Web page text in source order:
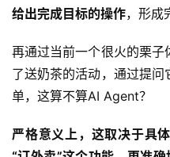
给出完成目标的操作，形成
再通过当前一个很火的栗
了送奶茶的活动，通过提
单，这算不算AI Agent？
严格意义上，这取决于具